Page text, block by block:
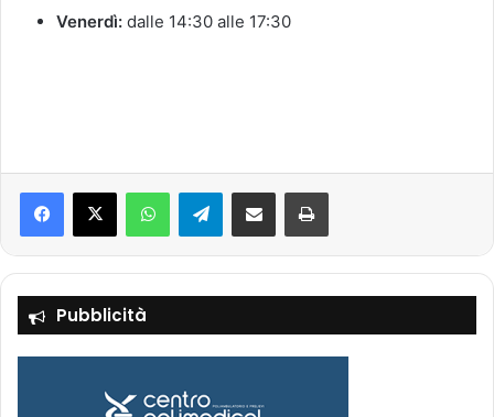
Venerdì: dalle 14:30 alle 17:30
Telegram
Pubblicità